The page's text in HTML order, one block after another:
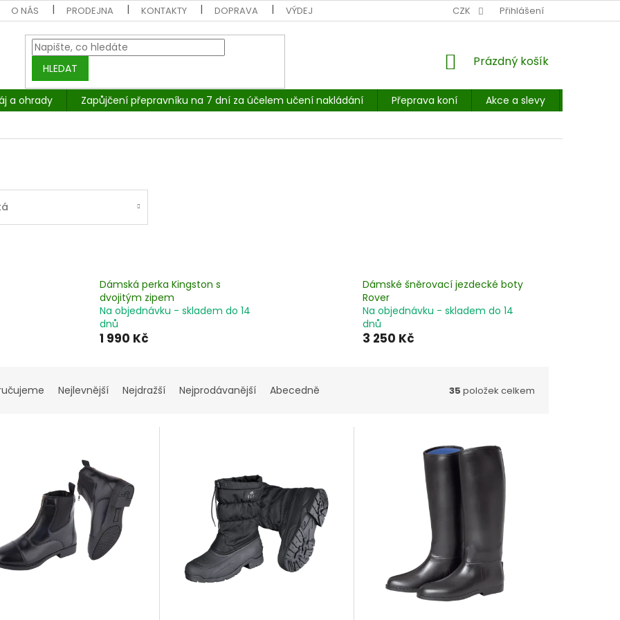
O NÁS PRODEJNA KONTAKTY DOPRAVA VÝDEJNÍ MÍSTO: BALÍKOVNA, PPL, GLS, SUPERVÝDEJNY, UPS
CZK Přihlášení
HLEDAT
NÁKUPNÍ
Prázdný košík
a ohrady Zapůjčení přepravníku na 7 dní za účelem učení nakládání Přeprava koní Akce a slevy
Dámská perka Kingston s
dvojitým zipem
Na objednávku - skladem do 14
dnů
1 990 Kč
Dámské šněrovací jezdecké boty
Rover
Na objednávku - skladem do 14
dnů
3 250 Kč
Nejlevnější Nejdražší Nejprodávanější Abecedně 35 položek celkem